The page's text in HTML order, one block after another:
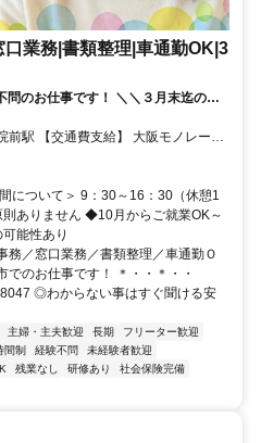
業務|書類整理|車通勤OK|3
のお仕事です！ ＼＼３月末迄の期
◎車通勤ＯＫ
ノレール
大阪急行 千里中央駅 バス9分 JR京
について＞ 9：30～16：30（休憩1
ありません ◆10月からご就業OK～
能性あり
務／窓口業務／書類整理／車通勤Ｏ
でのお仕事です！ ＊・・＊・・
◎わからない事はすぐ聞ける安
主婦・主夫歓迎 長期
フリーター歓迎
間制 経験不問
未経験者歓迎
残業なし 研修あり
社会保険完備